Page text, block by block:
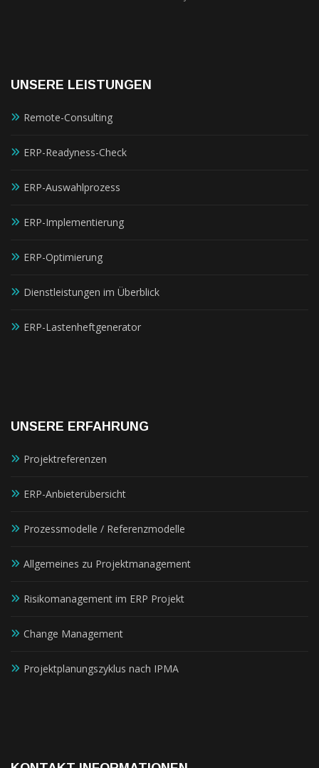
UNSERE LEISTUNGEN
Remote-Consulting
ERP-Readyness-Check
ERP-Auswahlprozess
ERP-Implementierung
ERP-Optimierung
Dienstleistungen im Überblick
ERP-Lastenheftgenerator
UNSERE ERFAHRUNG
Projektreferenzen
ERP-Anbieterübersicht
Prozessmodelle / Referenzmodelle
Allgemeines zu Projektmanagement
Risikomanagement im ERP Projekt
Change Management
Projektplanungszyklus nach IPMA